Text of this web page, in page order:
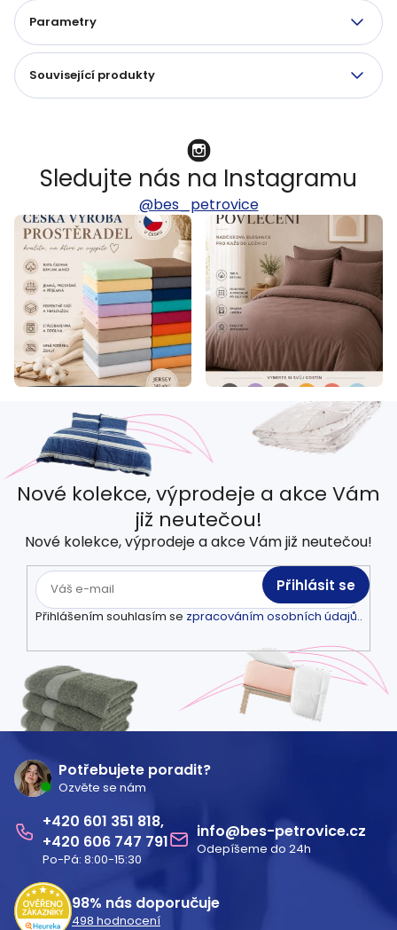
Parametry
Související produkty
Sledujte nás na Instagramu
@bes_petrovice
Nové kolekce, výprodeje a akce Vám
již neutečou!
Nové kolekce, výprodeje a akce Vám již neutečou!
Přihlášením souhlasím se zpracováním osobních údajů..
Přihlásit se
Potřebujete poradit?
Ozvěte se nám
601 351 818
606 747 791
Po-Pá: 8:00-15:30
info@bes-petrovice.cz
Odepíšeme do 24h
98% nás doporučuje
498 hodnocení